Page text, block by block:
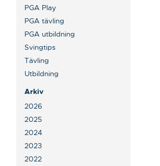
PGA Play
PGA tävling
PGA utbildning
Svingtips
Tävling
Utbildning
Arkiv
2026
2025
2024
2023
2022